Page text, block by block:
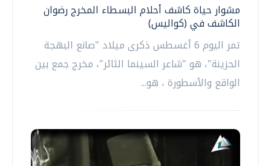
مشوار حياة كاشف أحلام البسطاء المخرج رضوان
الكاشف في (كواليس)
تمر اليوم 6 أغسطس ذكرى ميلاد "صانع البهجة
الحزينة"، هو "شاعر السينما الثائر"، مخرج جمع بين
الواقع والأسطورة ، هو...